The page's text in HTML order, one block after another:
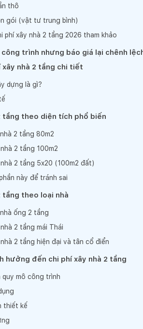
thô
gói (vật tư trung bình)
phí xây nhà 2 tầng 2026 tham khảo
trình nhưng báo giá lại chênh
xây nhà 2 tầng chi tiết
dựng là gì?
tầng theo diện tích phổ biến
2 tầng 80m2
2 tầng 100m2
2 tầng 5x20 (100m2 đất)
này để tránh sai
tầng theo loại nhà
ống 2 tầng
2 tầng mái Thái
2 tầng hiện đại và tân cổ điển
hưởng đến chi phí xây nhà 2 tầng
quy mô công trình
thiết kế